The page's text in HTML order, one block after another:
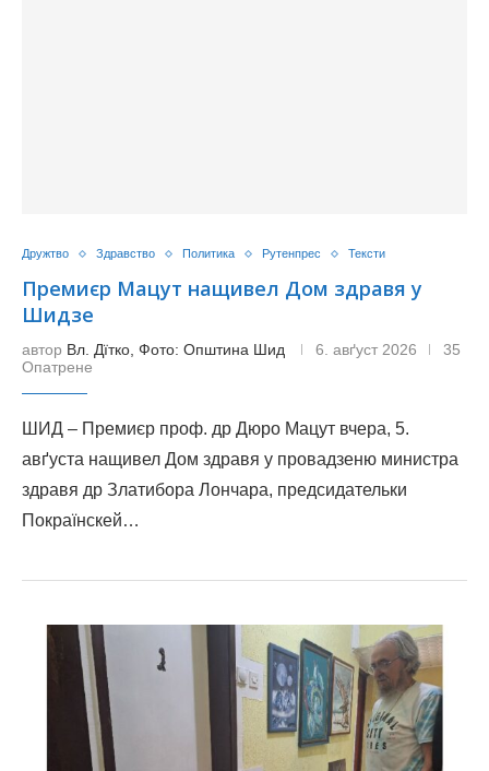
Дружтво Здравство Политика Рутенпрес Тексти
Премиєр Мацут нащивел Дом здравя у
Шидзе
автор Вл. Дїтко, Фото: Општина Шид 6. авґуст 2026
35
Опатрене
ШИД – Премиєр проф. др Дюро Мацут вчера, 5.
авґуста нащивел Дом здравя у провадзеню министра
здравя др Златибора Лончара, предсидательки
Покраїнскей…